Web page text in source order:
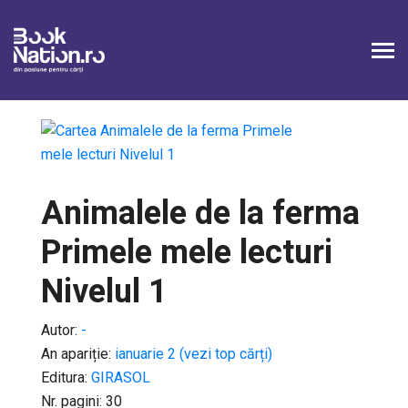
Animalele de la ferma
Primele mele lecturi
Nivelul 1
Autor: -
An apariție: ianuarie 2 (vezi top cărți)
Editura: GIRASOL
Nr. pagini: 30